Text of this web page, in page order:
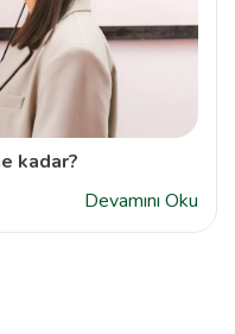
kadar?
Devamını Oku